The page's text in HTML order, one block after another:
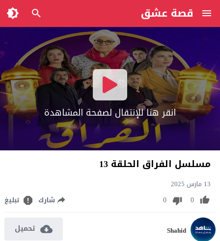
قصة عشق
انقر هنا للإنتقال لصفحة المشاهدة
مسلسل الفراق الحلقة 13
13 مارس 2025
0
0 شارك تبليغ
Shahid تحميل